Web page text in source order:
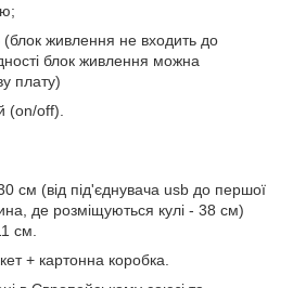
живлення не входить до
блок живлення можна
плату)
(on/off).
см (від під'єднувача usb до першої
де розміщуються кулі - 38 см)
см.
+ картонна коробка.